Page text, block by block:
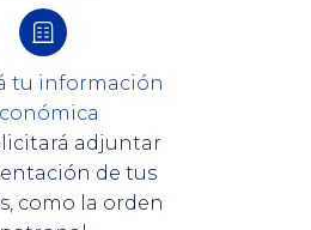
tu información
adjuntar
de tus
como la orden